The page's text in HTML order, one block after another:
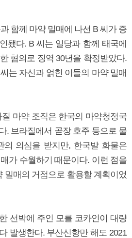
함께 마약 밀매에 나선 B 씨가 증
됐다. B 씨는 일당과 함께 태국에
혐의로 징역 30년을 확정받았다.
는 자신과 얽힌 이들의 마약 밀매
마약 조직은 한국의 마약청정국
. 브라질에서 곧장 호주 등으로 물
의 의심을 받지만, 한국발 화물은
가 수월하기 때문이다. 이런 점을
밀매의 거점으로 활용할 계획이었
선박에 주인 모를 코카인이 대량
발생한다. 부산신항만 해도 2021